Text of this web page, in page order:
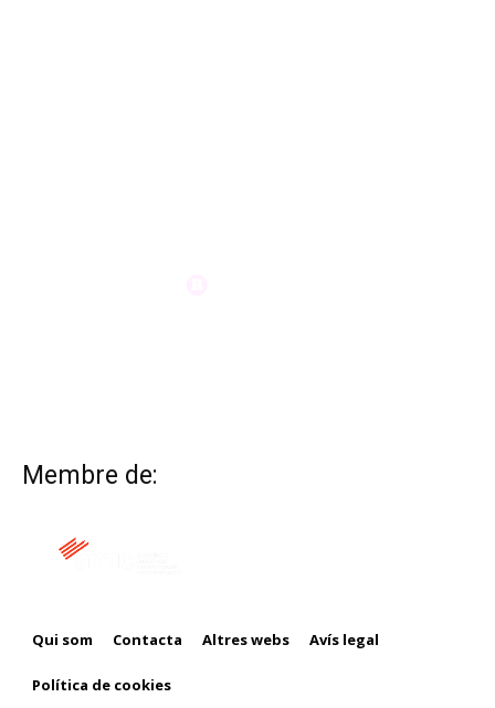
Membre de:
Qui som Contacta Altres webs Avís legal
Política de cookies